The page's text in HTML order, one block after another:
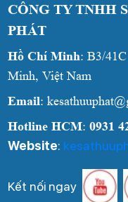
CÔNG TY TNHH
PHÁT
Hồ Chí Minh: B3/
Minh, Việt Nam
Email:
Hotline HCM:0931
Website:
Kết nối ngay